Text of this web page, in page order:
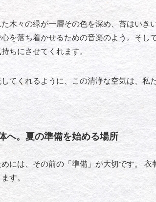
木々の緑が一層その色を深め、苔はいき
を落ち着かせるための音楽のよう。そし
ちにさせてくれます。
てくれるように、この清浄な空気は、私
へ。夏の準備を始める場所
には、その前の「準備」が大切です。
す。